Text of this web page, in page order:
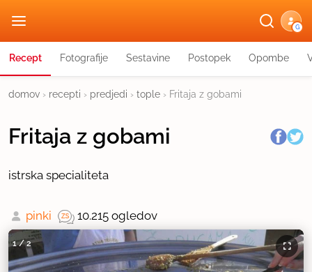
G
Recept Fotografije Sestavine Postopek Opombe
domov › recepti › predjedi › tople › Fritaja z gobami
Fritaja z gobami
istrska specialiteta
pinki 10.215 ogledov
1/2